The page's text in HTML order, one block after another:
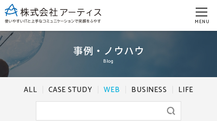
MENU
事例・ノウハウ
Blog
ALL CASE STUDY WEB BUSINESS LIFE